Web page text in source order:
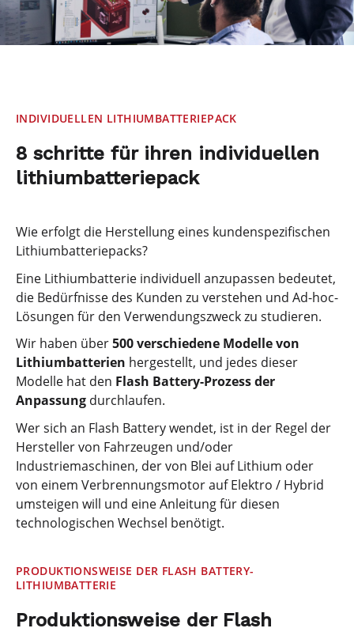
INDIVIDUELLEN LITHIUMBATTERIEPACK
8 schritte für ihren individuellen
lithiumbatteriepack
Wie erfolgt die Herstellung eines kundenspezifischen
Lithiumbatteriepacks?
Eine Lithiumbatterie individuell anzupassen bedeutet,
die Bedürfnisse des Kunden zu verstehen und Ad-hoc-
Lösungen für den Verwendungszweck zu studieren.
Wir haben über500 verschiedene Modelle von
Lithiumbatterien hergestellt, und jedes dieser
Modelle hat den Flash Battery-Prozess der
Anpassung durchlaufen.
Wer sich an Flash Battery wendet, ist in der Regel der
Hersteller von Fahrzeugen und/oder
Industriemaschinen, der von Blei auf Lithium oder
von einem Verbrennungsmotor auf Elektro / Hybrid
umsteigen will und eine Anleitung für diesen
technologischen Wechsel benötigt.
PRODUKTIONSWEISE DER FLASH BATTERY-
LITHIUMBATTERIE
Produktionsweise der Flash